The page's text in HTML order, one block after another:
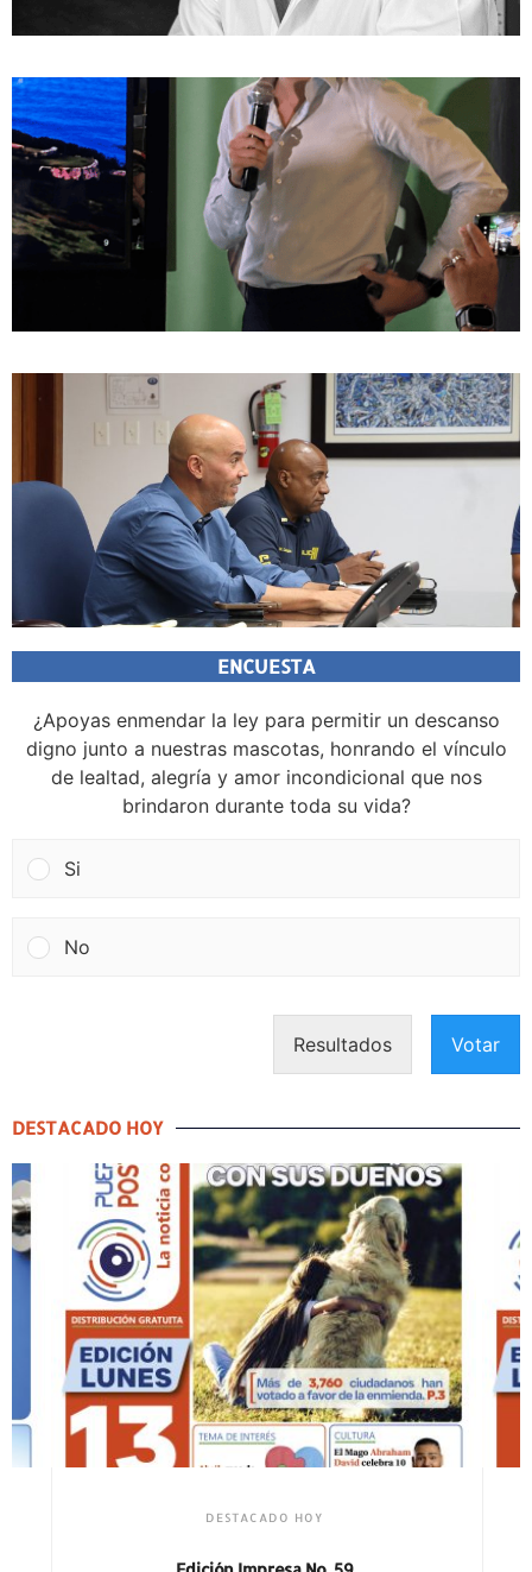
ENCUESTA
¿Apoyas enmendar la ley para permitir un descanso
digno junto a nuestras mascotas, honrando el vínculo
de lealtad, alegría y amor incondicional que nos
brindaron durante toda su vida?
Si
No
Resultados Votar
DESTACADO HOY
DESTACADO HOY